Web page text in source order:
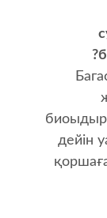
дейін